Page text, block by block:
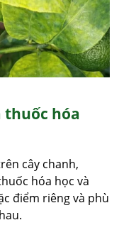
thuốc hóa
cây chanh,
hóa học và
điểm riêng và phù